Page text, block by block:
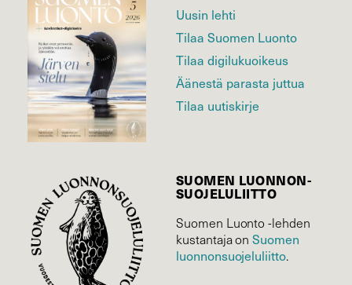
Uusin lehti
Tilaa Suomen Luonto
Tilaa digilukuoikeus
Äänestä parasta juttua
Tilaa uutiskirje
SUOMEN LUONNON­
SUOJELU­LIITTO
Suomen Luonto -lehden
kustantaja onSuomen
luonnonsuojelu­liitto.